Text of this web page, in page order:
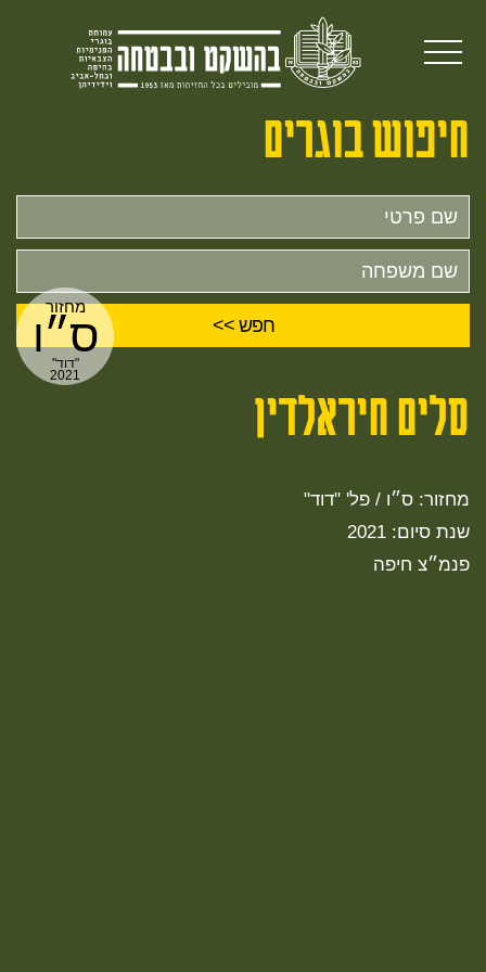
חיפוש בוגרים
שם
פרטי
שם
משפחה
מחזור
ס״ו
"דוד"
2021
סלים חיראלדין
מחזור: ס״ו / פל' "דוד"
שנת סיום: 2021
פנמ״צ חיפה